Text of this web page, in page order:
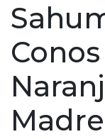
Madre